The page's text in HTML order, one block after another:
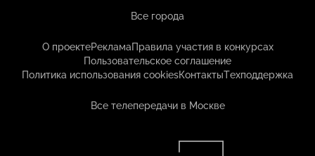
Все города
О проектеРекламаПравила участия в конкурсах
Пользовательское соглашение
Политика использования cookiesКонтактыТехподдержка
Все телепередачи в Москве